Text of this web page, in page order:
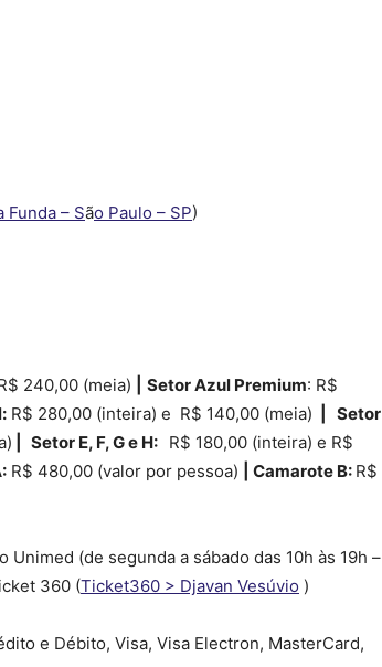
Funda – São Paulo – SP)
240,00 (meia) Setor Azul Premium: R$
R$ 280,00 (inteira) e R$ 140,00 (meia)
| Setor
Setor E, F, G e H: R$ 180,00 (inteira) e R$
R$ 480,00 (valor por pessoa) | Camarote B: R$
Unimed (de segunda a sábado das 10h às 19h –
360 (Ticket360 > Djavan Vesúvio )
e Débito, Visa, Visa Electron, MasterCard,